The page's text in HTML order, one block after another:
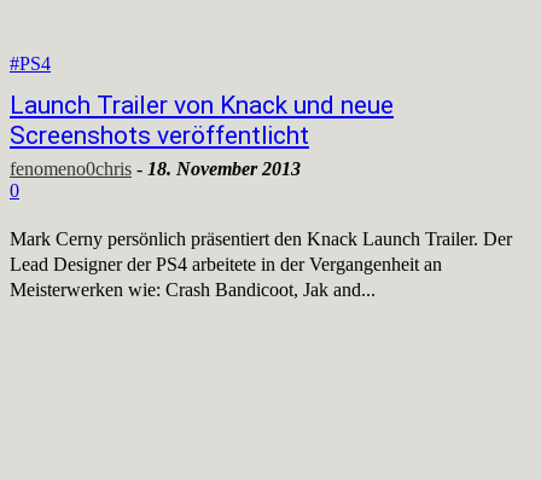
#PS4
Launch Trailer von Knack und neue
Screenshots veröffentlicht
fenomeno0chris - 18. November 2013
0
Mark Cerny persönlich präsentiert den Knack Launch Trailer. Der
Lead Designer der PS4 arbeitete in der Vergangenheit an
Meisterwerken wie: Crash Bandicoot, Jak and...